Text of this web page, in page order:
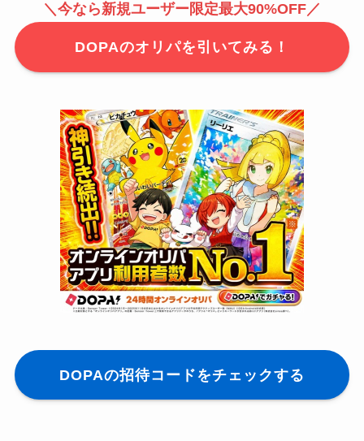
＼今なら新規ユーザー限定最大90%OFF／
DOPAのオリパを引いてみる！
DOPAの招待コードをチェックする